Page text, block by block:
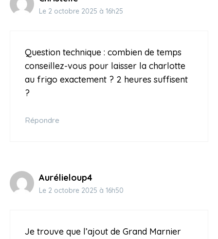
Le 2 octobre 2025 à 16h25
Question technique : combien de temps
conseillez-vous pour laisser la charlotte
au frigo exactement ? 2 heures suffisent
?
Répondre
Aurélieloup4
Le 2 octobre 2025 à 16h50
Je trouve que l’ajout de Grand Marnier